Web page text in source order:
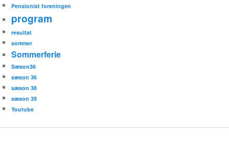
Pensionist foreningen
program
resultat
sommer
Sommerferie
Sæson36
sæson 36
sæson 38
sæson 39
Youtube